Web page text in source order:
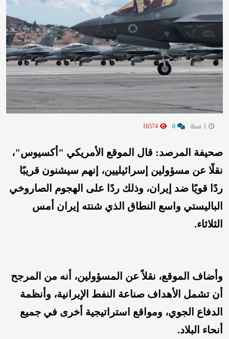
صحيفة المرصد: قال الموقع الأمريكي "أكسيوس"،
نقلًا عن مسؤولين إسرائيليين، إنهم سيشنون قريبًا
ردًا قويًا ضد إيران، وذلك ردًا على الهجوم الصاروخي
الباليستي واسع النطاق الذي شنته إيران أمس
الثلاثاء.
وأضاف الموقع، نقلاً عن المسؤولين، أنه من المرجح
أن تشمل الأهداف صناعة النفط الإيرانية، وأنظمة
الدفاع الجوي، ومواقع استراتيجية أخرى في جميع
أنحاء البلاد.